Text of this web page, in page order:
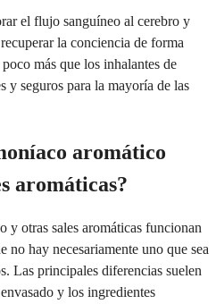
el flujo sanguíneo al cerebro y
la conciencia de forma
más que los inhalantes de
y seguros para la mayoría de las
aromático
aromáticas?
y otras sales aromáticas funcionan
no hay necesariamente uno que sea
Las principales diferencias suelen
y los ingredientes